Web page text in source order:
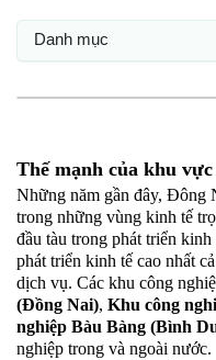
Danh mục
Thế mạnh của khu
Những năm gần đây, Đông
trong những vùng kinh tế
đầu tàu trong phát triển
phát triển kinh tế cao nhất
dịch vụ. Các khu công
(Đồng Nai), Khu công
nghiệp Bàu Bàng (Bình
nghiệp trong và ngoài nước.